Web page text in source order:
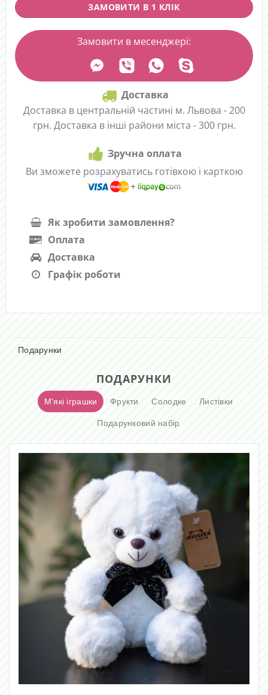
ЗАМОВИТИ В 1 КЛІК
Замовити в месенджері:
Доставка
Доставка в центральній частині м. Львова - 200
грн. Доставка в інші райони міста - 300 грн.
Зручна оплата
Ви зможете розрахуватись готівкою і карткою
Як зробити замовлення?
Оплата
Доставка
Графік роботи
Подарунки
ПОДАРУНКИ
М'які іграшки Фрукти Солодке Листівки
Подарунковий набір